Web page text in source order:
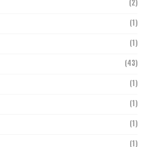
(2)
(1)
(1)
(43)
(1)
(1)
(1)
(1)